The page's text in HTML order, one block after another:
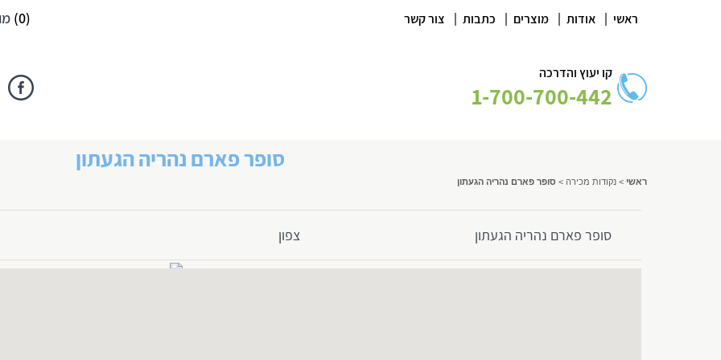
ראשי | אודות | מוצרים | כתבות | צור קשר (
0
)
קו יעוץ והדרכה
1-700-700-442
סופר פארם נהריה הגעתון
ראשי > נקודות מכירה > סופר פארם נהריה הגעתון
סופר פארם נהריה הגעתון צפון